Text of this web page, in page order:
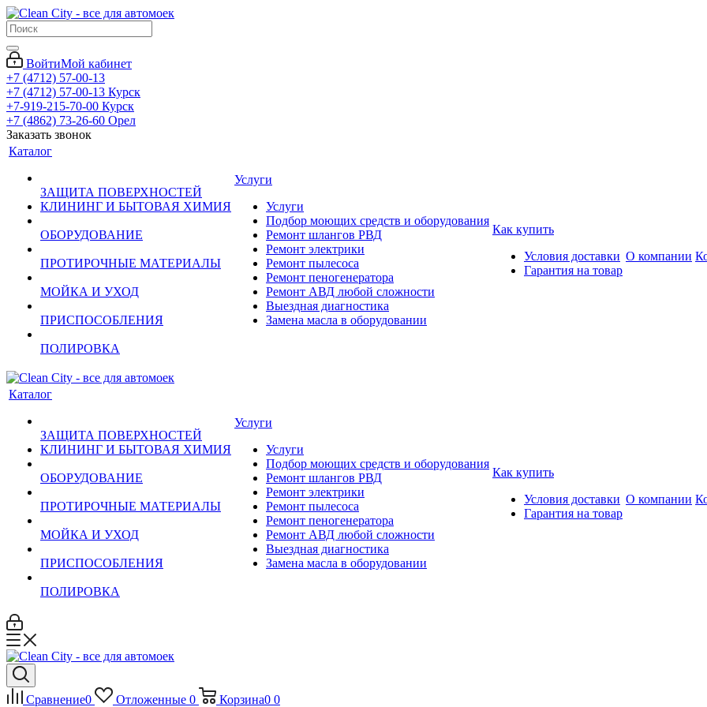
ВойтиМой кабинет
+7 (4712) 57-00-13
+7 (4712) 57-00-13 Курск
+7-919-215-70-00 Курск
+7 (4862) 73-26-60 Орел
Заказать звонок
Каталог
ЗАЩИТА ПОВЕРХНОСТЕЙ
КЛИНИНГ И БЫТОВАЯ ХИМИЯ
ОБОРУДОВАНИЕ
ПРОТИРОЧНЫЕ МАТЕРИАЛЫ
МОЙКА И УХОД
ПРИСПОСОБЛЕНИЯ
ПОЛИРОВКА
Услуги
Услуги
Подбор моющих средств и оборудования
Ремонт шлангов РВД
Ремонт электрики
Ремонт пылесоса
Ремонт пеногенератора
Ремонт АВД любой сложности
Выездная диагностика
Замена масла в оборудовании
Как купить
Условия доставки
Гарантия на товар
О компании
Каталог
ЗАЩИТА ПОВЕРХНОСТЕЙ
КЛИНИНГ И БЫТОВАЯ ХИМИЯ
ОБОРУДОВАНИЕ
ПРОТИРОЧНЫЕ МАТЕРИАЛЫ
МОЙКА И УХОД
ПРИСПОСОБЛЕНИЯ
ПОЛИРОВКА
Услуги
Услуги
Подбор моющих средств и оборудования
Ремонт шлангов РВД
Ремонт электрики
Ремонт пылесоса
Ремонт пеногенератора
Ремонт АВД любой сложности
Выездная диагностика
Замена масла в оборудовании
Как купить
Условия доставки
Гарантия на товар
О компании
Сравнение0 Отложенные 0 Корзина0 0